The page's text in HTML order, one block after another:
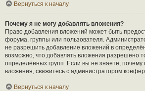
Вернуться к началу
Почему я не могу добавлять вложения?
Право добавления вложений может быть
форума, группы или пользователя.
не разрешить добавление вложений в
возможно, что добавлять вложения разрешено
определённых групп. Если вы не знаете,
вложения, свяжитесь с администратором
Вернуться к началу